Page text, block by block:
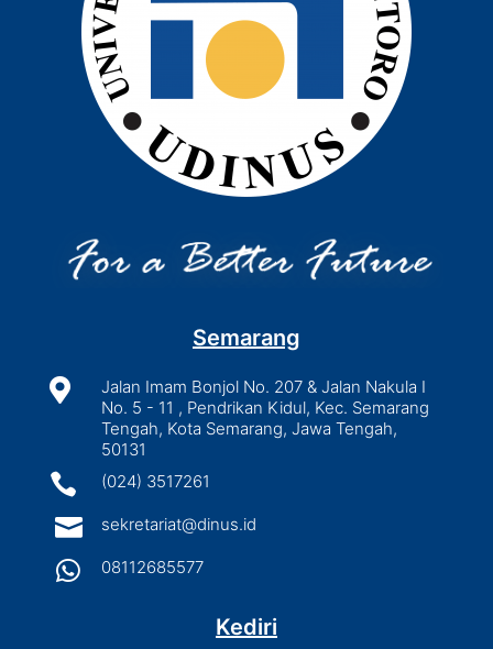
Semarang

Jalan Imam Bonjol No. 207 & Jalan Nakula I
No. 5 - 11 , Pendrikan Kidul, Kec. Semarang
Tengah, Kota Semarang, Jawa Tengah,
50131
 (024) 3517261
 sekretariat@dinus.id
 08112685577
Kediri